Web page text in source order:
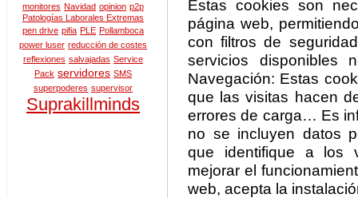
monitores Navidad opinion p2p
Patologías Laborales Extremas
pen drive pifia PLE Pollamboca
power luser reducción de costes
reflexiones salvajadas Service
Pack servidores SMS
superpoderes supervisor
Suprakillminds
Estas cookies son
página web,
con filtros de
servicios disponibles
Navegación: Estas
que las visitas hacen
errores de carga… Es
no se incluyen datos
que identifique a los
mejorar el
web, acepta la